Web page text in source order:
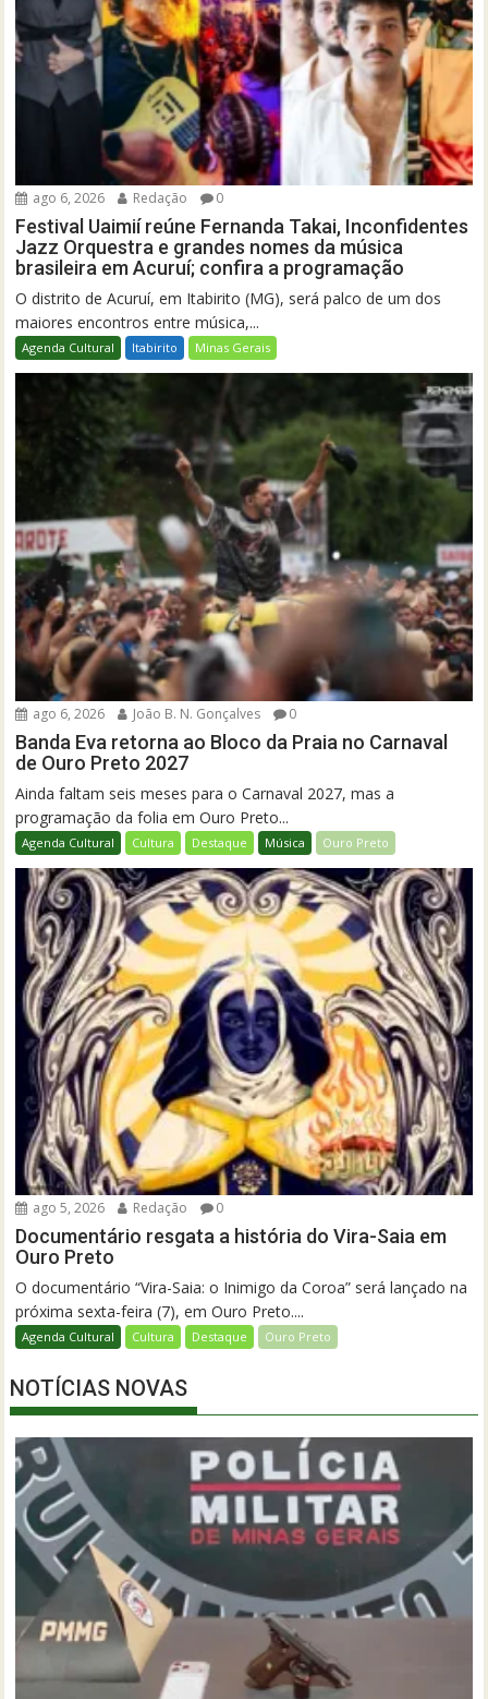
ago 6, 2026 Redação 0
Festival Uaimií reúne Fernanda Takai, Inconfidentes
Jazz Orquestra e grandes nomes da música
brasileira em Acuruí; confira a programação
O distrito de Acuruí, em Itabirito (MG), será palco de um dos
maiores encontros entre música,...
Agenda Cultural Itabirito Minas Gerais
ago 6, 2026 João B. N. Gonçalves 0
Banda Eva retorna ao Bloco da Praia no Carnaval
de Ouro Preto 2027
Ainda faltam seis meses para o Carnaval 2027, mas a
programação da folia em Ouro Preto...
Agenda Cultural Cultura Destaque Música Ouro Preto
ago 5, 2026 Redação 0
Documentário resgata a história do Vira-Saia em
Ouro Preto
O documentário “Vira-Saia: o Inimigo da Coroa” será lançado na
próxima sexta-feira (7), em Ouro Preto....
Agenda Cultural Cultura Destaque Ouro Preto
NOTÍCIAS NOVAS